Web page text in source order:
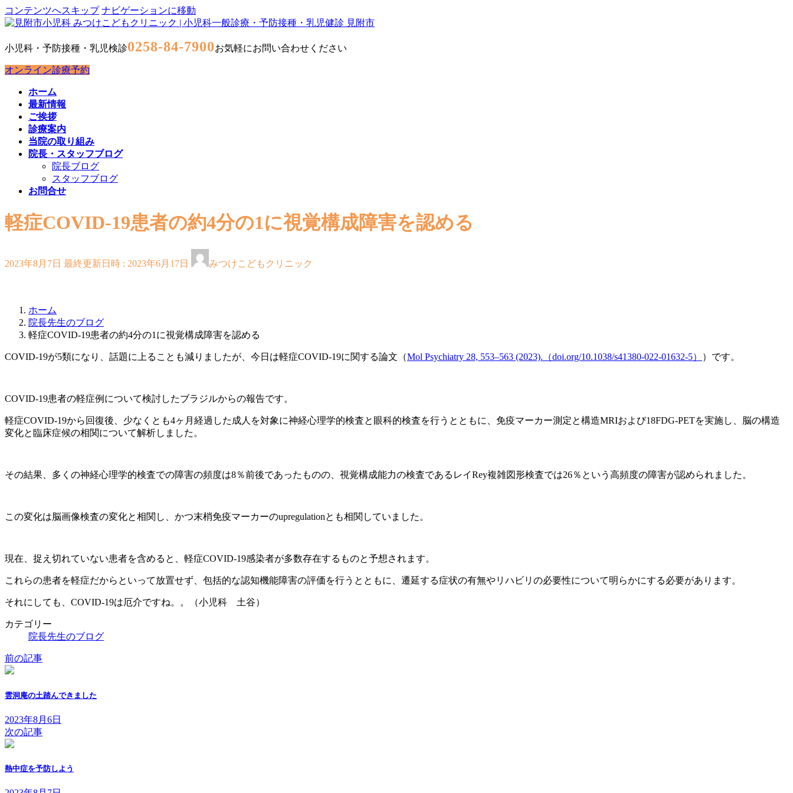
コンテンツへスキップ ナビゲーションに移動
小児科・予防接種・乳児検診0258-84-7900お気軽にお問い合わせください
オンライン診療予約
ホーム
最新情報
ご挨拶
診療案内
当院の取り組み
院長・スタッフブログ
院長ブログ
スタッフブログ
お問合せ
軽症COVID-19患者の約4分の1に視覚構成障害を認める
2023年8月7日 最終更新日時 : 2023年6月17日 みつけこどもクリニック
ホーム
院長先生のブログ
軽症COVID-19患者の約4分の1に視覚構成障害を認める
COVID-19が5類になり、話題に上ることも減りましたが、今日は軽症COVID-19に関する論文（Mol Psychiatry 28, 553–563 (2023).（doi.org/10.1038/s41380-022-01632-5） ）です。
COVID-19患者の軽症例について検討したブラジルからの報告です。
軽症COVID-19から回復後、少なくとも4ヶ月経過した成人を対象に神経心理学的検査と眼科的検査を行うとともに、免疫マーカー測定と構造MRIおよび18FDG-PETを実施し、脳の構造
変化と臨床症候の相関について解析しました。
その結果、多くの神経心理学的検査での障害の頻度は8％前後であったものの、視覚構成能力の検査であるレイRey複雑図形検査では26％という高頻度の障害が認められました。
この変化は脳画像検査の変化と相関し、かつ末梢免疫マーカーのupregulationとも相関していました。
現在、捉え切れていない患者を含めると、軽症COVID-19感染者が多数存在するものと予想されます。
これらの患者を軽症だからといって放置せず、包括的な認知機能障害の評価を行うとともに、遷延する症状の有無やリハビリの必要性について明らかにする必要があります。
それにしても、COVID-19は厄介ですね。。（小児科 土谷）
カテゴリー
院長先生のブログ
前の記事
雲洞庵の土踏んできました
2023年8月6日
次の記事
熱中症を予防しよう